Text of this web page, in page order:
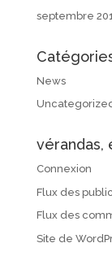
septembre
News
vérandas,
Connexion
Flux des
Flux des
Site de